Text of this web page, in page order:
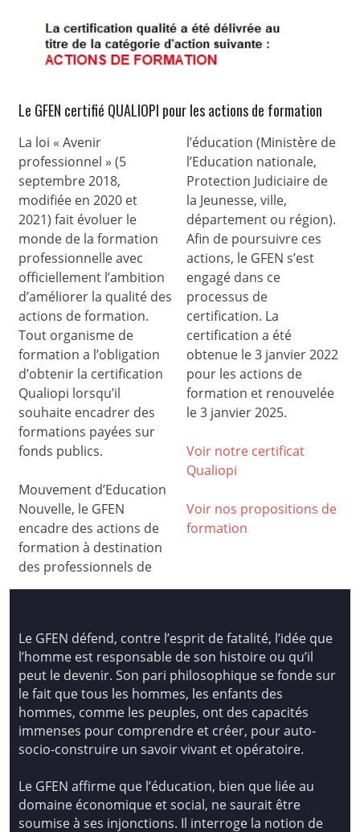
Le GFEN certifié QUALIOPI pour les actions de formation
La loi « Avenir
professionnel » (5
septembre 2018,
modifiée en 2020 et
2021) fait évoluer le
monde de la formation
professionnelle avec
officiellement l’ambition
d’améliorer la qualité des
actions de formation.
Tout organisme de
formation a l’obligation
d’obtenir la certification
Qualiopi lorsqu’il
souhaite encadrer des
formations payées sur
fonds publics.
Mouvement d’Education
Nouvelle, le GFEN
encadre des actions de
formation à destination
des professionnels de
l’éducation (Ministère de
l’Education nationale,
Protection Judiciaire de
la Jeunesse, ville,
département ou région).
Afin de poursuivre ces
actions, le GFEN s’est
engagé dans ce
processus de
certification. La
certification a été
obtenue le 3 janvier 2022
pour les actions de
formation et renouvelée
le 3 janvier 2025.
Voir notre certificat
Qualiopi
Voir nos propositions de
formation
Le GFEN défend, contre l’esprit de fatalité, l’idée que
l’homme est responsable de son histoire ou qu’il
peut le devenir. Son pari philosophique se fonde sur
le fait que tous les hommes, les enfants des
hommes, comme les peuples, ont des capacités
immenses pour comprendre et créer, pour auto-
socio-construire un savoir vivant et opératoire.
Le GFEN affirme que l’éducation, bien que liée au
domaine économique et social, ne saurait être
soumise à ses injonctions. Il interroge la notion de